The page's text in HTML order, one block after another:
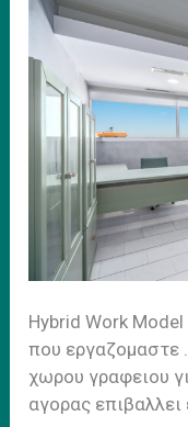
Ηybrid Work
που εργαζομαστε
χωρου γραφειου
αγορας